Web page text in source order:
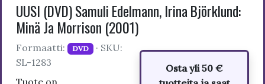
UUSI (DVD) Samuli Edelmann, Irina Björklund:
Minä Ja Morrison (2001)
Formaatti: DVD · SKU:
SL-1283
Osta yli 50 €